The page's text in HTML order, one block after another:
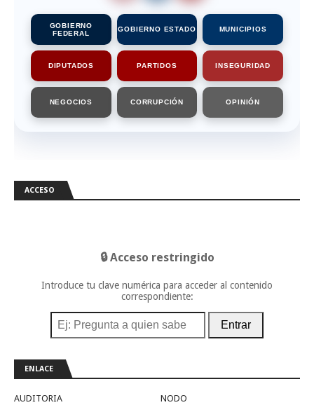
GOBIERNO
FEDERAL
GOBIERNO ESTADO MUNICIPIOS
DIPUTADOS PARTIDOS INSEGURIDAD
NEGOCIOS CORRUPCIÓN OPINIÓN
ACCESO
🔒 Acceso restringido
Introduce tu clave numérica para acceder al contenido
correspondiente:
Entrar
ENLACE
AUDITORIA
NODO